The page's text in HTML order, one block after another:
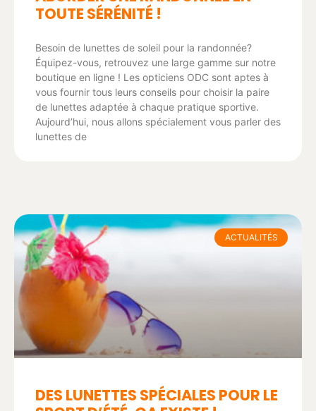
TOUTE SÉRÉNITÉ !
Besoin de lunettes de soleil pour la randonnée?
Équipez-vous, retrouvez une large gamme sur notre
boutique en ligne ! Les opticiens ODC sont aptes à
vous fournir tous leurs conseils pour choisir la paire
de lunettes adaptée à chaque pratique sportive.
Aujourd’hui, nous allons spécialement vous parler des
lunettes de
ACTUALITÉS
DES LUNETTES SPÉCIALES POUR LE